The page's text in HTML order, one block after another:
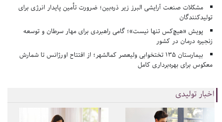
مشکلات صنعت آرایشی البرز زیر ذره‌بین؛ ضرورت تأمین پایدار انرژی برای
تولیدکنندگان
پویش «هیچ‌کس تنها نیست»؛ گامی راهبردی برای مهار سرطان و توسعه
زنجیره درمان در کشور
بیمارستان ۱۳۵ تختخوابی ولیعصر کمالشهر؛ از افتتاح اورژانس تا شمارش
معکوس برای بهره‌برداری کامل
اخبار تولیدی